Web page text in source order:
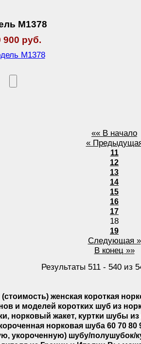
М1378
900 руб.
«« В начало
«
11
12
13
14
15
16
17
18
19
Следующая »
В конец »»
Результаты 511 - 540 из
женская короткая
и моделей коротких шуб из
норковый жакет, куртки шубы
норковая шуба 60 70 80
укороченную) шубу/полушубок/